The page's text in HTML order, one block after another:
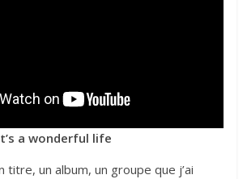
a wonderful life
titre, un album, un groupe que j’ai